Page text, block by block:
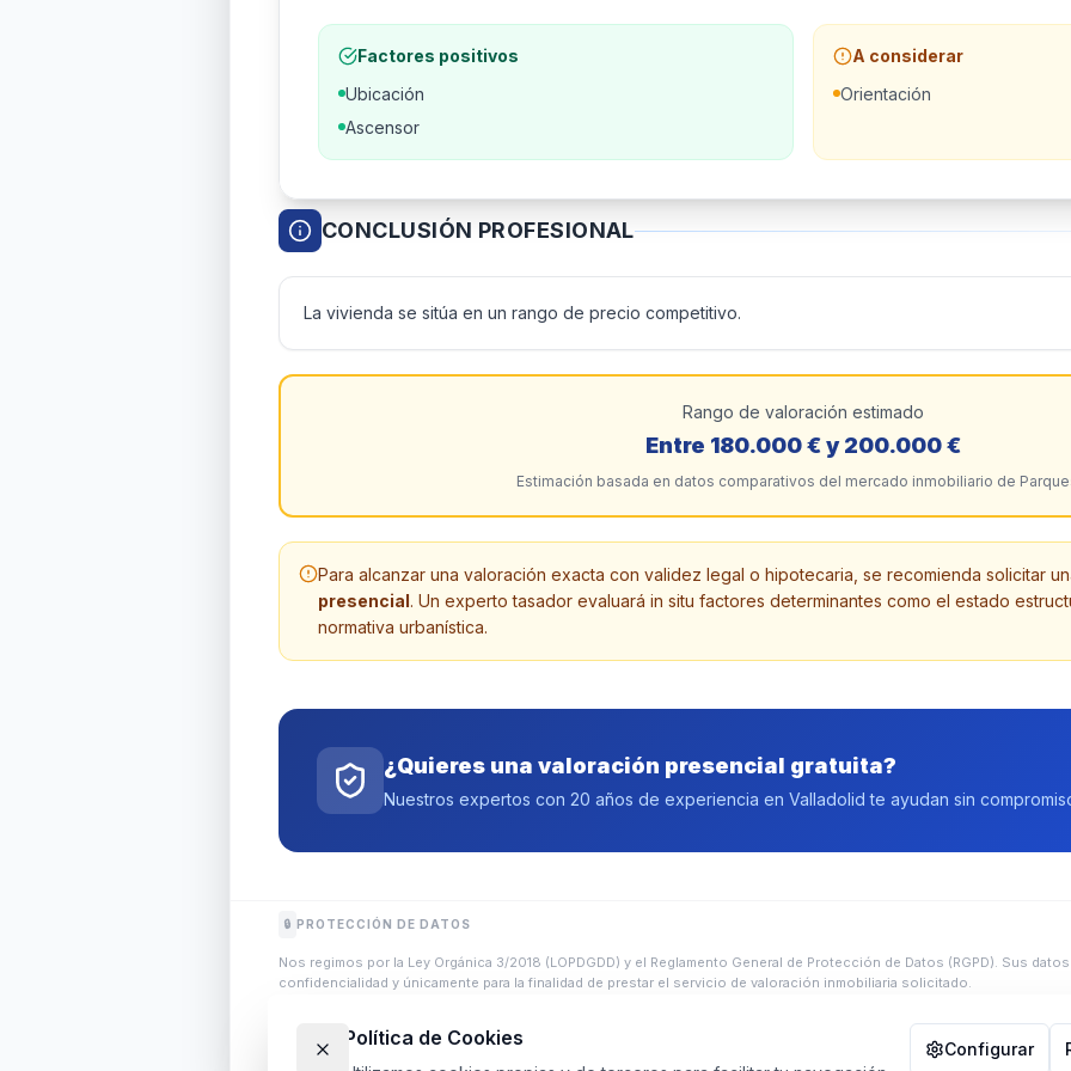
Factores positivos
Ubicación
Ascensor
A considerar
Orientación
CONCLUSIÓN PROFESIONAL
La vivienda se sitúa en un rango de precio competitivo.
Rango de valoración estimado
Entre 180.000 €y200.000 €
Estimación basada en datos comparativos del mercado inmobiliario de
Para alcanzar una valoración exacta con validez legal o hipotecaria, se recomienda solicitar
presencial. Un experto tasador evaluará in situ factores determinantes como el estado
normativa urbanística.
¿Quieres una valoración presencial gratuita?
Nuestros expertos con 20 años de experiencia en Valladolid te ayudan sin
🔒 PROTECCIÓN DE DATOS
Nos regimos por la Ley Orgánica 3/2018 (LOPDGDD) y el Reglamento General de Protección de Datos (RGPD). Sus
confidencialidad y únicamente para la finalidad de prestar el servicio de valoración inmobiliaria solicitado.
Política de Cookies Configurar